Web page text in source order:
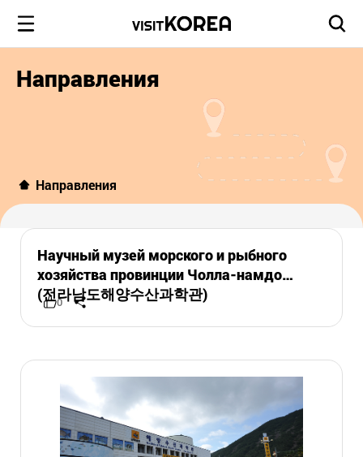
Направления
Направления
Научный музей морского и рыбного
хозяйства провинции Чолла-намдо
(전라남도해양수산과학관)
0